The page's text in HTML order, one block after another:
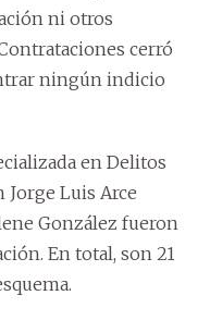
ni otros
cerró
ningún indicio
en Delitos
Luis Arce
González fueron
En total, son 21